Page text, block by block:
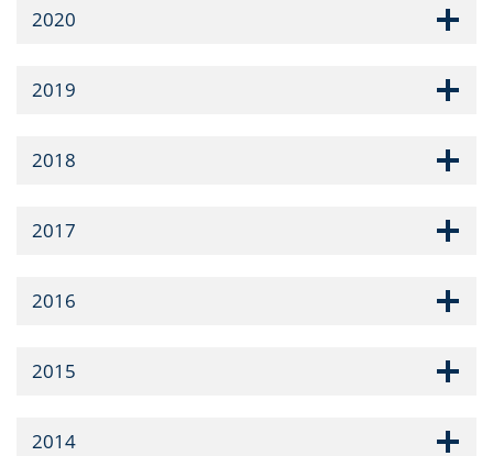
2020
2019
2018
2017
2016
2015
2014